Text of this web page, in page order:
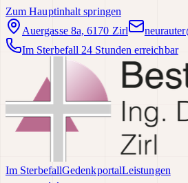
Zum Hauptinhalt springen
Auergasse 8a, 6170 Zirl
Im Sterbefall 24 Stunden erreichbar
Im SterbefallGedenkportalLeistungen